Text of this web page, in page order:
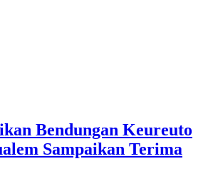
Bendungan Keureuto
Sampaikan Terima